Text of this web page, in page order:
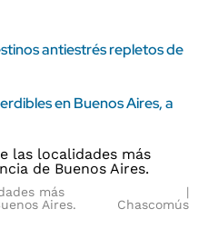
antiestrés repletos de
en Buenos Aires, a
más
Aires.
Chascomús